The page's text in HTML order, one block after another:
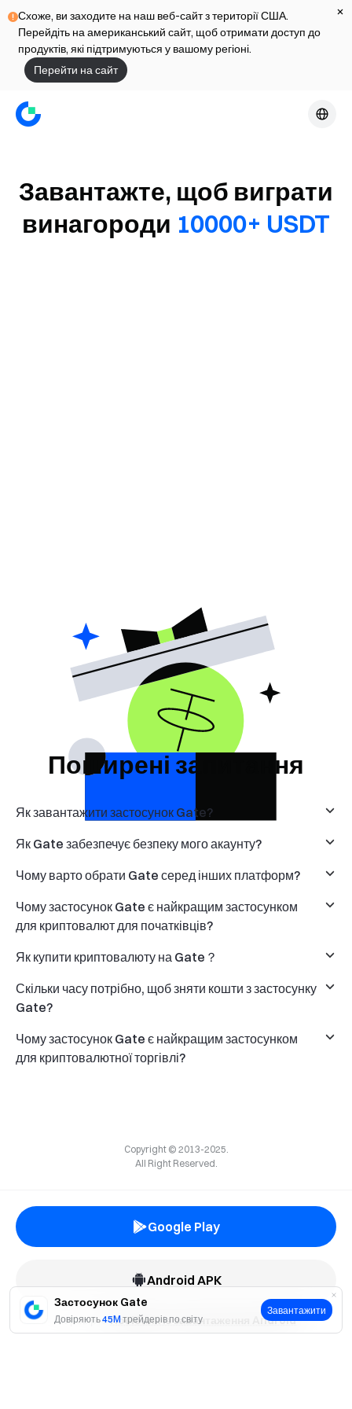
Застосунок Gate
Довіряють45Mтрейдерів по світу
Завантажити
Схоже, ви заходите на наш веб-сайт з території США.
Перейдіть на американський сайт, щоб отримати доступ до
продуктів, які підтримуються у вашому регіоні.
Перейти на сайт
Завантажте, щоб виграти
винагороди 10000+ USDT
Поширені запитання
Як завантажити застосунок Gate?
Як Gate забезпечує безпеку мого акаунту?
Чому варто обрати Gate серед інших платформ?
Чому застосунок Gate є найкращим застосунком
для криптовалют для початківців?
Як купити криптовалюту на Gate？
Скільки часу потрібно, щоб зняти кошти з застосунку
Gate?
Чому застосунок Gate є найкращим застосунком
для криптовалютної торгівлі?
Copyright © 2013-2025.
All Right Reserved.
Google Play
Android APK
ПеревіртеПосібник із завантаження Android